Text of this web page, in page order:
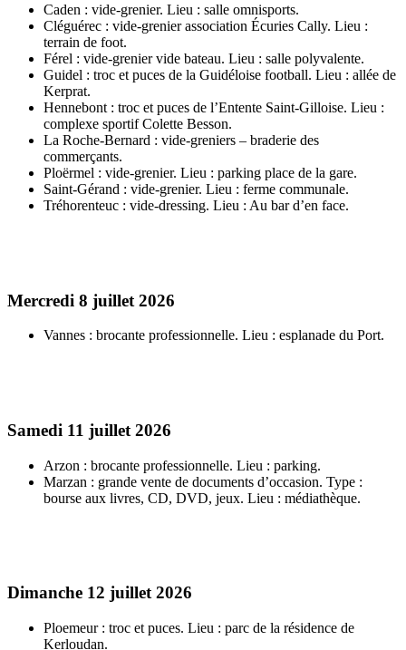
Caden : vide-grenier. Lieu : salle omnisports.
Cléguérec : vide-grenier association Écuries Cally. Lieu :
terrain de foot.
Férel : vide-grenier vide bateau. Lieu : salle polyvalente.
Guidel : troc et puces de la Guidéloise football. Lieu : allée de
Kerprat.
Hennebont : troc et puces de l’Entente Saint-Gilloise. Lieu :
complexe sportif Colette Besson.
La Roche-Bernard : vide-greniers – braderie des
commerçants.
Ploërmel : vide-grenier. Lieu : parking place de la gare.
Saint-Gérand : vide-grenier. Lieu : ferme communale.
Tréhorenteuc : vide-dressing. Lieu : Au bar d’en face.
Mercredi 8 juillet 2026
Vannes : brocante professionnelle. Lieu : esplanade du Port.
Samedi 11 juillet 2026
Arzon : brocante professionnelle. Lieu : parking.
Marzan : grande vente de documents d’occasion. Type :
bourse aux livres, CD, DVD, jeux. Lieu : médiathèque.
Dimanche 12 juillet 2026
Ploemeur : troc et puces. Lieu : parc de la résidence de
Kerloudan.